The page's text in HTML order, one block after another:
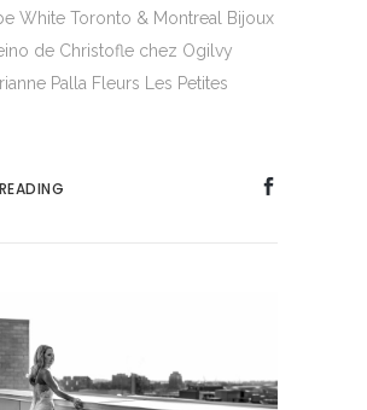
White Toronto & Montreal Bijoux
de Christofle chez Ogilvy
Palla Fleurs Les Petites